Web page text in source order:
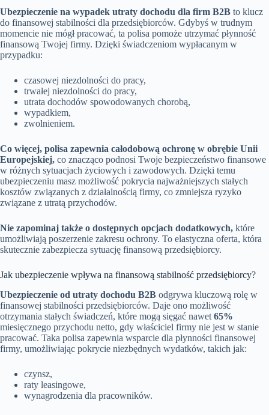
Ubezpieczenie na wypadek utraty dochodu dla firm B2B to klucz
do finansowej stabilności dla przedsiębiorców. Gdybyś w trudnym
momencie nie mógł pracować, ta polisa pomoże utrzymać płynność
finansową Twojej firmy. Dzięki świadczeniom wypłacanym w
przypadku:
czasowej niezdolności do pracy,
trwałej niezdolności do pracy,
utrata dochodów spowodowanych chorobą,
wypadkiem,
zwolnieniem.
Co więcej, polisa zapewnia całodobową ochronę w obrębie Unii
Europejskiej, co znacząco podnosi Twoje bezpieczeństwo finansowe
w różnych sytuacjach życiowych i zawodowych. Dzięki temu
ubezpieczeniu masz możliwość pokrycia najważniejszych stałych
kosztów związanych z działalnością firmy, co zmniejsza ryzyko
związane z utratą przychodów.
Nie zapominaj także o dostępnych opcjach dodatkowych, które
umożliwiają poszerzenie zakresu ochrony. To elastyczna oferta, która
skutecznie zabezpiecza sytuację finansową przedsiębiorcy.
Jak ubezpieczenie wpływa na finansową stabilność przedsiębiorcy?
Ubezpieczenie od utraty dochodu B2B odgrywa kluczową rolę w
finansowej stabilności przedsiębiorców. Daje ono możliwość
otrzymania stałych świadczeń, które mogą sięgać nawet 65%
miesięcznego przychodu netto, gdy właściciel firmy nie jest w stanie
pracować. Taka polisa zapewnia wsparcie dla płynności finansowej
firmy, umożliwiając pokrycie niezbędnych wydatków, takich jak:
czynsz,
raty leasingowe,
wynagrodzenia dla pracowników.